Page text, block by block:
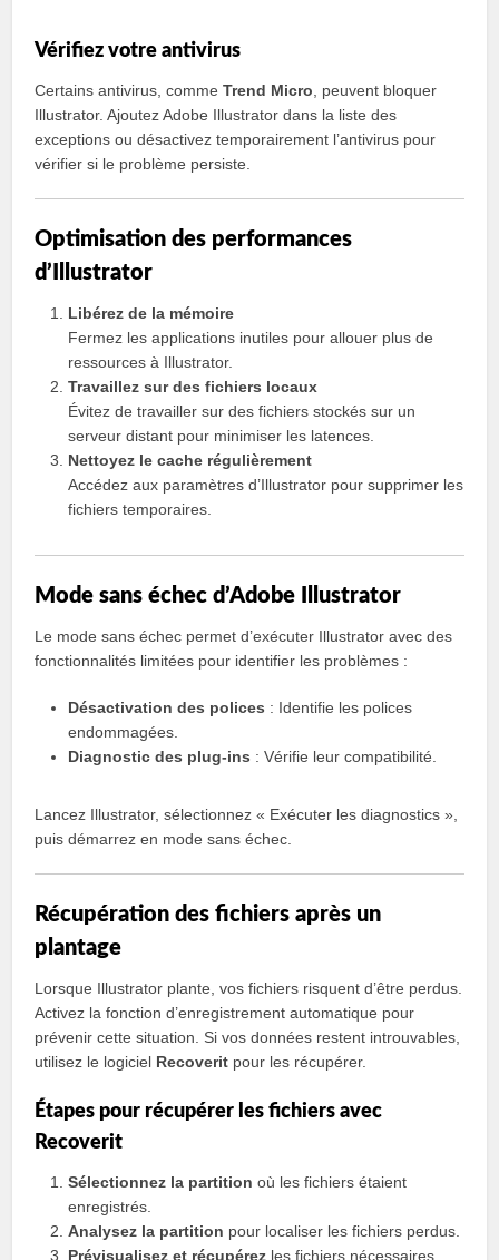
Vérifiez votre antivirus
Certains antivirus, commeTrend Micro , peuvent bloquer
Illustrator. Ajoutez Adobe Illustrator dans la liste des
exceptions ou désactivez temporairement l’antivirus pour
vérifier si le problème persiste.
Optimisation des performances
d’Illustrator
Libérez de la mémoire
Fermez les applications inutiles pour allouer plus de
ressources à Illustrator.
Travaillez sur des fichiers locaux
Évitez de travailler sur des fichiers stockés sur un
serveur distant pour minimiser les latences.
Nettoyez le cache régulièrement
Accédez aux paramètres d’Illustrator pour supprimer les
fichiers temporaires.
Mode sans échec d’Adobe Illustrator
Le mode sans échec permet d’exécuter Illustrator avec des
fonctionnalités limitées pour identifier les problèmes :
Désactivation des polices : Identifie les polices
endommagées.
Diagnostic des plug-ins : Vérifie leur compatibilité.
Lancez Illustrator, sélectionnez « Exécuter les diagnostics »,
puis démarrez en mode sans échec.
Récupération des fichiers après un
plantage
Lorsque Illustrator plante, vos fichiers risquent d’être perdus.
Activez la fonction d’enregistrement automatique pour
prévenir cette situation. Si vos données restent introuvables,
utilisez le logiciel Recoverit pour les récupérer.
Étapes pour récupérer les fichiers avec
Recoverit
Sélectionnez la partition où les fichiers étaient
enregistrés.
Analysez la partition pour localiser les fichiers perdus.
Prévisualisez et récupérez les fichiers nécessaires.